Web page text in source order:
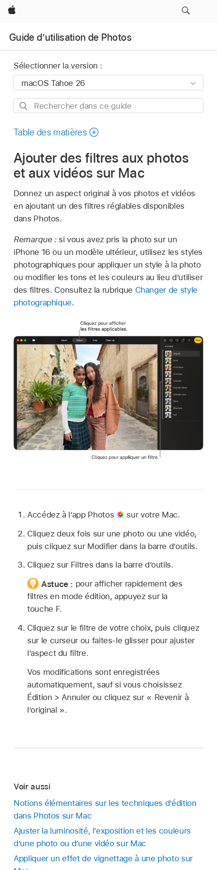
Apple
Guide d’utilisation de Photos
Sélectionner la version :
Rechercher
ce
Table des matières
Ajouter des filtres aux photos
et aux vidéos sur Mac
Donnez un aspect original à vos photos et vidéos
en ajoutant un des filtres réglables disponibles
dans Photos.
Remarque : si vous avez pris la photo sur un
iPhone 16 ou un modèle ultérieur, utilisez les styles
photographiques pour appliquer un style à la photo
ou modifier les tons et les couleurs au lieu d’utiliser
des filtres. Consultez la rubrique Changer de style
photographique.
Accédez à l’app Photos
sur votre Mac.
Cliquez deux fois sur une photo ou une vidéo,
puis cliquez sur Modifier dans la barre d’outils.
Cliquez sur Filtres dans la barre d’outils.
Astuce : pour afficher rapidement des
filtres en mode édition, appuyez sur la
touche F.
Cliquez sur le filtre de votre choix, puis cliquez
sur le curseur ou faites-le glisser pour ajuster
l’aspect du filtre.
Vos modifications sont enregistrées
automatiquement, sauf si vous choisissez
Édition > Annuler ou cliquez sur « Revenir à
l’original ».
Voir aussi
Notions élémentaires sur les techniques d’édition
dans Photos sur Mac
Ajuster la luminosité, l’exposition et les couleurs
d’une photo ou d’une vidéo sur Mac
Appliquer un effet de vignettage à une photo sur